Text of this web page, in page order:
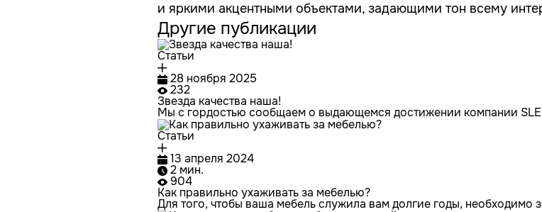
и яркими акцентными объектами, задающими тон всему
Другие публикации
Статьи
28 ноября 2025
232
Звезда качества наша!
Мы с гордостью сообщаем о выдающемся достижении компании
Статьи
13 апреля 2024
2 мин.
904
Как правильно ухаживать за мебелью?
Для того, чтобы ваша мебель служила вам долгие годы, необходимо